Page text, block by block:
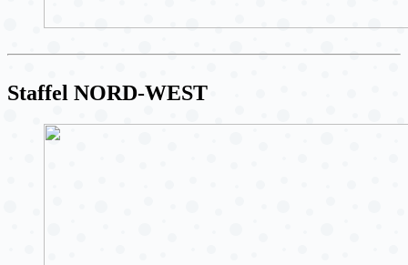
Staffel NORD-WEST